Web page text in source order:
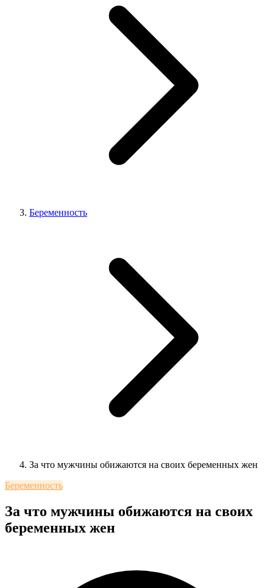
Беременность
За что мужчины обижаются на своих беременных жен
Беременность
За что мужчины обижаются на своих
беременных жен